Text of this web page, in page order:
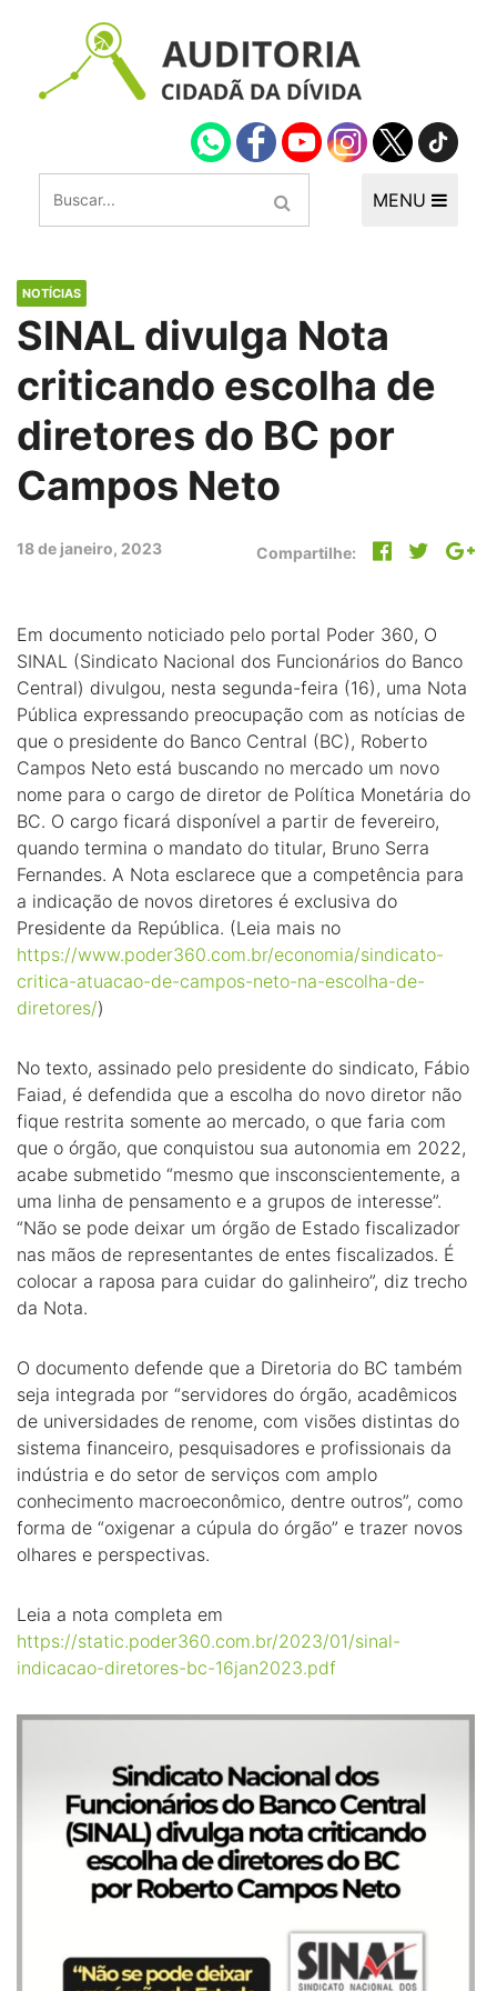
MENU
NOTÍCIAS
SINAL divulga Nota
criticando escolha de
diretores do BC por
Campos Neto
18 de janeiro, 2023 Compartilhe:
Em documento noticiado pelo portal Poder 360, O
SINAL (Sindicato Nacional dos Funcionários do Banco
Central) divulgou, nesta segunda-feira (16), uma Nota
Pública expressando preocupação com as notícias de
que o presidente do Banco Central (BC), Roberto
Campos Neto está buscando no mercado um novo
nome para o cargo de diretor de Política Monetária do
BC. O cargo ficará disponível a partir de fevereiro,
quando termina o mandato do titular, Bruno Serra
Fernandes. A Nota esclarece que a competência para
a indicação de novos diretores é exclusiva do
Presidente da República. (Leia mais no
https://www.poder360.com.br/economia/sindicato-
critica-atuacao-de-campos-neto-na-escolha-de-
diretores/)
No texto, assinado pelo presidente do sindicato, Fábio
Faiad, é defendida que a escolha do novo diretor não
fique restrita somente ao mercado, o que faria com
que o órgão, que conquistou sua autonomia em 2022,
acabe submetido “mesmo que insconscientemente, a
uma linha de pensamento e a grupos de interesse”.
“Não se pode deixar um órgão de Estado fiscalizador
nas mãos de representantes de entes fiscalizados. É
colocar a raposa para cuidar do galinheiro”, diz trecho
da Nota.
O documento defende que a Diretoria do BC também
seja integrada por “servidores do órgão, acadêmicos
de universidades de renome, com visões distintas do
sistema financeiro, pesquisadores e profissionais da
indústria e do setor de serviços com amplo
conhecimento macroeconômico, dentre outros”, como
forma de “oxigenar a cúpula do órgão” e trazer novos
olhares e perspectivas.
Leia a nota completa em
https://static.poder360.com.br/2023/01/sinal-
indicacao-diretores-bc-16jan2023.pdf